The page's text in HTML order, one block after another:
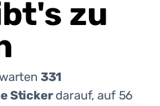
zu
331
Sticker darauf, auf 56